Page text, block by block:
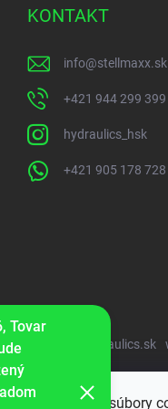
web používa súbory
Tovar
KONTAKT
info@stellmaxx.sk
+421 944 299 399
hydraulics_hsk
+421 905 178 728
www.hydraulics.sk